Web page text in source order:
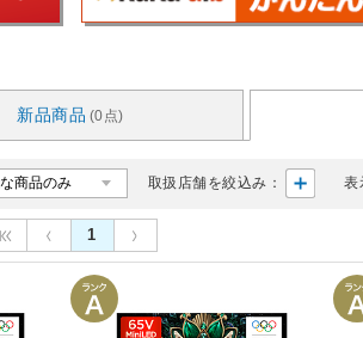
新品商品 (0点)
表
取扱店舗を絞込み：
1